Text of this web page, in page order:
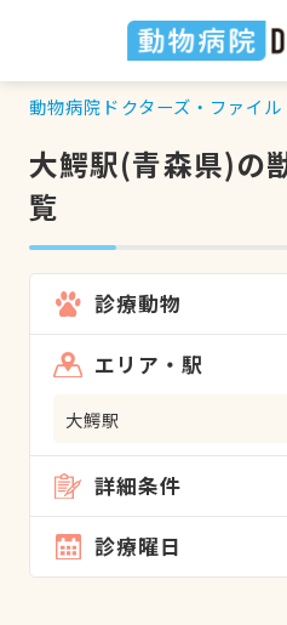
動物病院ドクターズ・ファイル
大鰐駅(青森県)の
覧
診療動物
エリア・駅
大鰐駅
詳細条件
診療曜日